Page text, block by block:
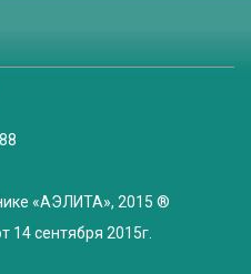
«АЭЛИТА», 2015 ®
сентября 2015г.